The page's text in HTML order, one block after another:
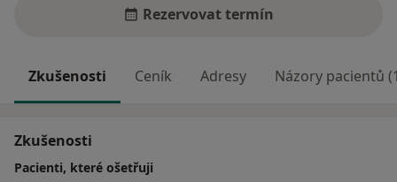
Rezervovat termín
Zkušenosti Ceník Adresy Názory pacientů
Zkušenosti
Pacienti, které ošetřuji